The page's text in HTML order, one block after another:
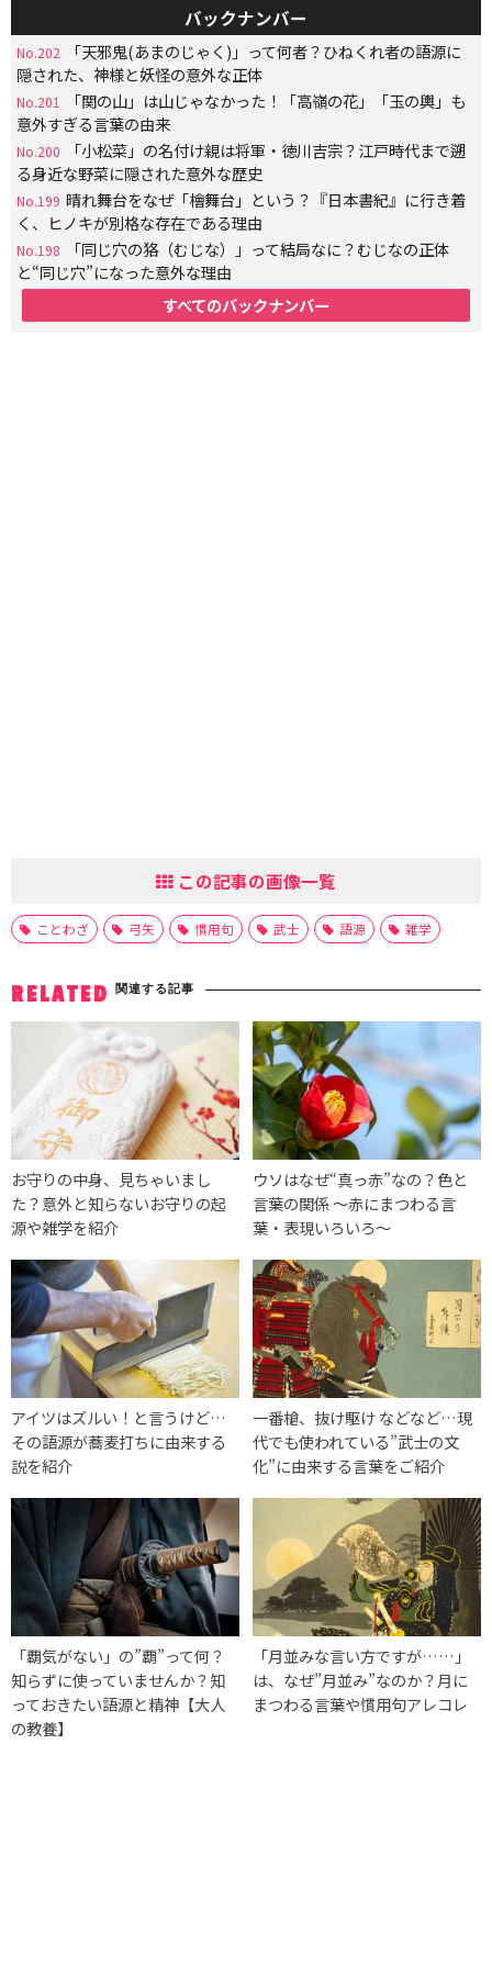
バックナンバー
No.202
「天邪鬼(あまのじゃく)」って何者？ひねくれ者の語源に
隠された、神様と妖怪の意外な正体
No.201
「関の山」は山じゃなかった！「高嶺の花」「玉の輿」も
意外すぎる言葉の由来
No.200
「小松菜」の名付け親は将軍・徳川吉宗？江戸時代まで遡
る身近な野菜に隠された意外な歴史
No.199 晴れ舞台をなぜ「檜舞台」という？『日本書紀』に行き着
く、ヒノキが別格な存在である理由
No.198
「同じ穴の狢（むじな）」って結局なに？むじなの正体
と“同じ穴”になった意外な理由
すべてのバックナンバー
この記事の画像一覧
ことわざ 弓矢 慣用句 武士 語源 雑学
RELATED 関連する記事
お守りの中身、見ちゃいまし
た？意外と知らないお守りの起
源や雑学を紹介
ウソはなぜ“真っ赤”なの？色と
言葉の関係 ～赤にまつわる言
葉・表現いろいろ～
アイツはズルい！と言うけど…
その語源が蕎麦打ちに由来する
説を紹介
一番槍、抜け駆け などなど…現
代でも使われている”武士の文
化”に由来する言葉をご紹介
「覇気がない」の”覇”って何？
知らずに使っていませんか？知
っておきたい語源と精神【大人
の教養】
「月並みな言い方ですが……」
は、なぜ”月並み”なのか？月に
まつわる言葉や慣用句アレコレ